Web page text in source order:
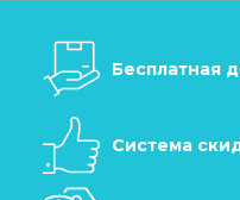
Бесплатная
Система